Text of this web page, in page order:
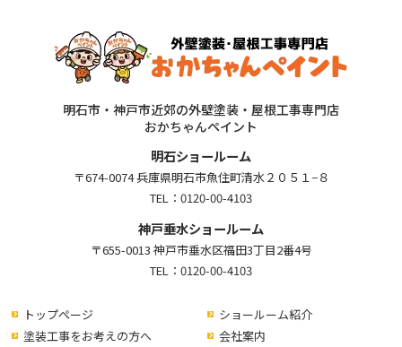
明石市・神戸市近郊の外壁塗装・屋根工事専門店
おかちゃんペイント
明石ショールーム
〒674-0074 兵庫県明石市魚住町清水２０５１−８
TEL： 0120-00-4103
神戸垂水ショールーム
〒655-0013 神戸市垂水区福田3丁目2番4号
TEL： 0120-00-4103
トップページ
塗装工事をお考えの方へ
ショールーム紹介
会社案内